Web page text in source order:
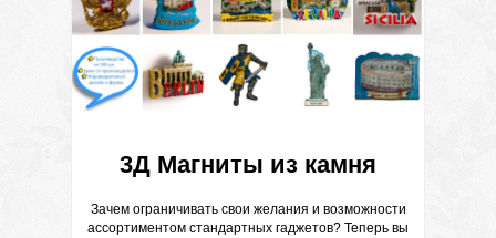
3Д Магниты из камня
Зачем ограничивать свои желания и возможности
ассортиментом стандартных гаджетов? Теперь вы